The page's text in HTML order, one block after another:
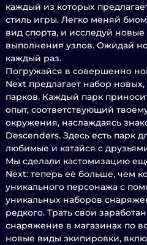
каждый из которых
стиль игры. Легко меняй
вид спорта, и исследуй
выполнения узлов. Ожидай
каждый раз.
Погружайся в совершенно
Next предлагает набор
парков. Каждый парк
опыт, соответствующий
окружения, наслаждаясь
Descenders. Здесь есть парк
любимые и катайся с
Мы сделали кастомизацию
Next: теперь её больше, чем
уникального персонажа с
уникальных наборов
редкого. Трать свои
снаряжение в магазинах по
новые виды экипировки,